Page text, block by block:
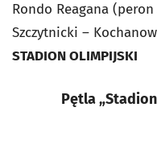
Rondo Reagana
Szczytnicki –
STADION OLIMPIJSKI
Pętla